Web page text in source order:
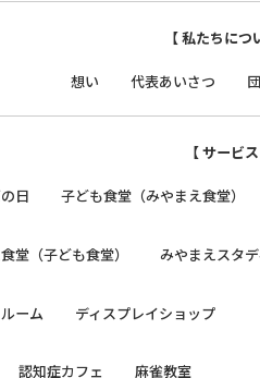
【 私たちにつ
想い 代表あいさつ
【 サービス
日 子ども食堂（みやまえ食堂）
堂（子ども食堂） みやまえスタデ
ーム ディスプレイショップ
認知症カフェ 麻雀教室